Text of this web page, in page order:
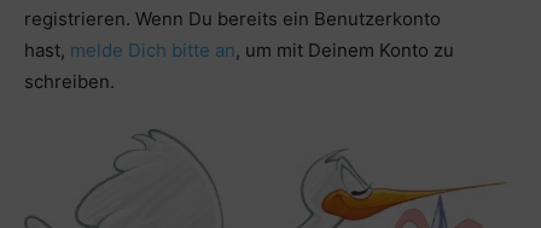
registrieren. Wenn Du bereits ein Benutzerkonto
hast, melde Dich bitte an, um mit Deinem Konto zu
schreiben.